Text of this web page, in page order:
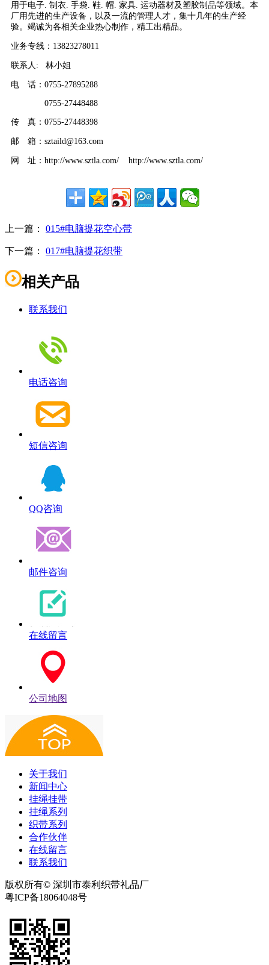
用于电子. 制衣. 手袋. 鞋. 帽. 家具. 运动器材及塑胶制品等领域。本
厂用先进的生产设备，以及一流的管理人才，集十几年的生产经
验。竭诚为各相关企业热心制作，精工出精品。
业务专线：13823278011
联系人: 林小姐
电 话：0755-27895288
0755-27448488
传 真：0755-27448398
邮 箱：sztaild@163.com
网 址：http://www.sztla.com/ http://www.sztla.com/
上一篇： 015#电脑提花空心带
下一篇： 017#电脑提花织带
相关产品
联系我们
电话咨询
短信咨询
QQ咨询
邮件咨询
在线留言
公司地图
关于我们
新闻中心
挂绳挂带
挂绳系列
织带系列
合作伙伴
在线留言
联系我们
版权所有© 深圳市泰利织带礼品厂
粤ICP备18064048号